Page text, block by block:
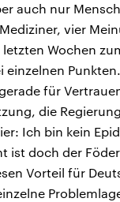
auch nur
vier
Wochen
einzelnen
für
die
Ich bin kein
ist doch der
Vorteil für